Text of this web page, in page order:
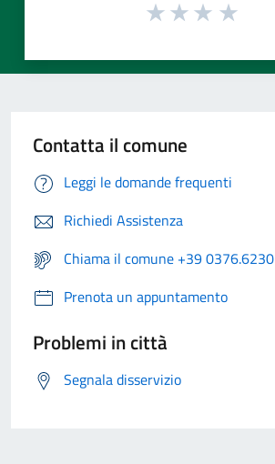
Contatta il comune
Leggi le domande frequenti
Richiedi Assistenza
Chiama il comune +39 0376.6230
Prenota un appuntamento
Problemi in città
Segnala disservizio